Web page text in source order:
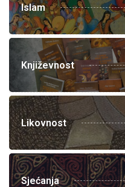
Islam
Književnost
Likovnost
Sjećanja